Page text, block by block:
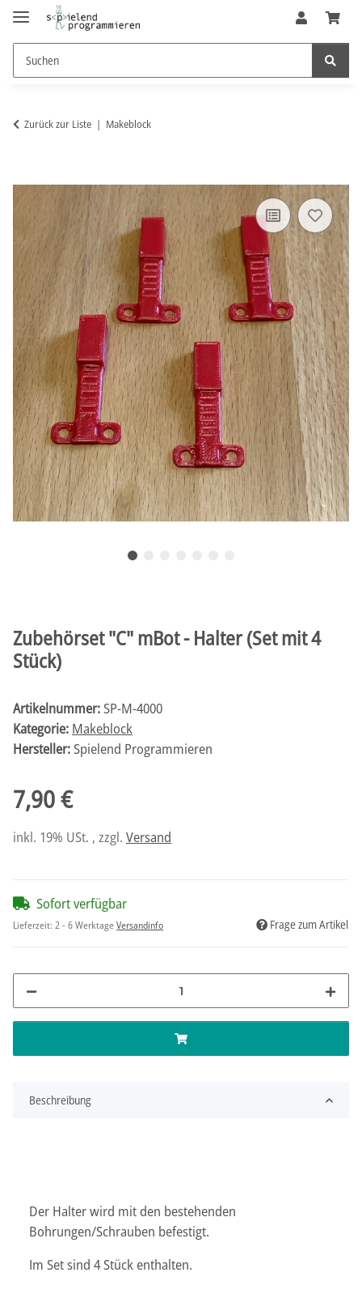
Zurück zur Liste Makeblock
Zubehörset "C" mBot - Halter (Set mit 4
Stück)
Artikelnummer:SP-M-4000
Kategorie: Makeblock
Hersteller:Spielend Programmieren
7,90 €
inkl. 19% USt. , zzgl. Versand
Sofort verfügbar
Lieferzeit: 2 - 6 WerktageVersandinfo Frage zum Artikel
Beschreibung
Der Halter wird mit den bestehenden
Bohrungen/Schrauben befestigt.
Im Set sind 4 Stück enthalten.